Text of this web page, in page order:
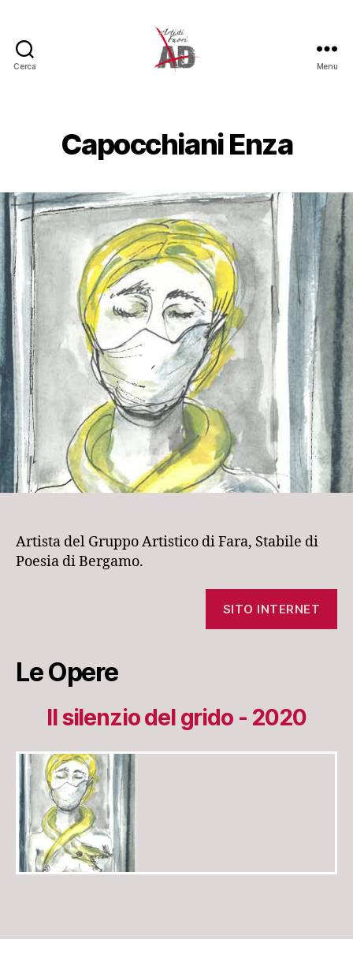
Cerca Menu
Capocchiani Enza
Artista del Gruppo Artistico di Fara, Stabile di
Poesia di Bergamo.
SITO INTERNET
Le Opere
Il silenzio del grido - 2020